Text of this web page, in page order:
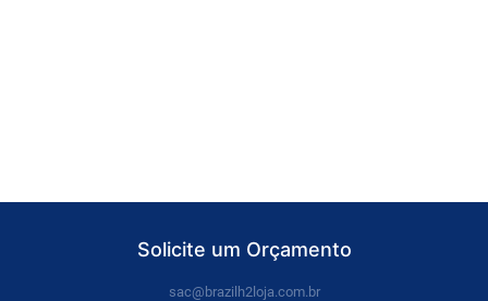
Solicite um Orçamento
sac@brazilh2loja.com.br